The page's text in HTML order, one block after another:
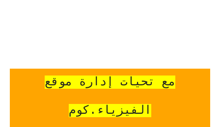
مع تحيات إدارة موقع
الفيزياء.كوم